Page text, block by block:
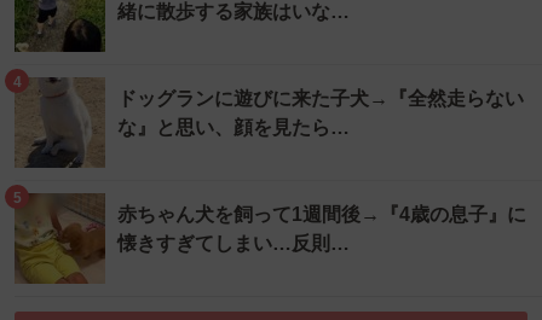
緒に散歩する家族はいな…
4
ドッグランに遊びに来た子犬→『全然走らない
な』と思い、顔を見たら…
5
赤ちゃん犬を飼って1週間後→『4歳の息子』に
懐きすぎてしまい…反則…